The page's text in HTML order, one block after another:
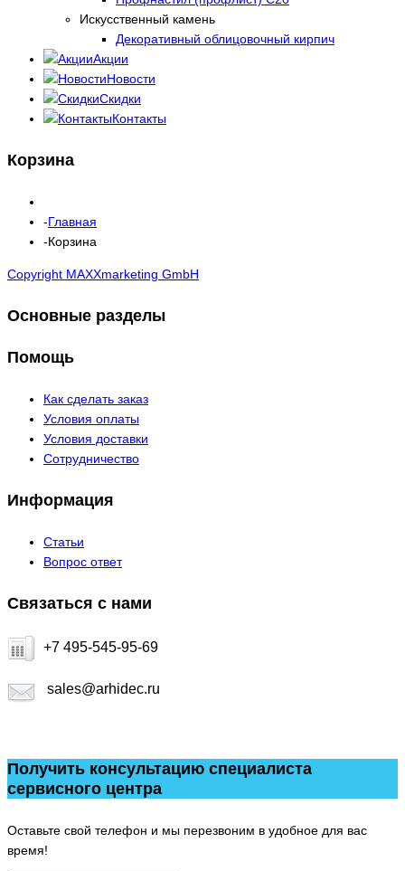
Искусственный камень
Декоративный облицовочный кирпич
Акции
Новости
Скидки
Контакты
Корзина
Главная
Корзина
Copyright MAXXmarketing GmbH
Основные разделы
Помощь
Как сделать заказ
Условия оплаты
Условия доставки
Сотрудничество
Информация
Статьи
Вопрос ответ
Связаться с нами
+7 495-545-95-69
sales@arhidec.ru
Получить консультацию специалиста
сервисного центра
Оставьте свой телефон и мы перезвоним в удобное для вас
время!